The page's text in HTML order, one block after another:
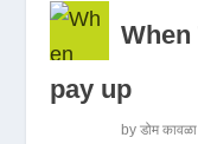
pay up
byडोम कावळा